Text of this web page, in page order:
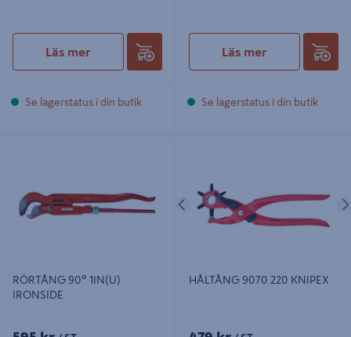
Läs mer
Se lagerstatus i din butik
Läs mer
Se lagerstatus i din butik
RÖRTÅNG 90º 1IN(U)
IRONSIDE
Föregående
HÅLTÅNG 9070 220 KNIPEX